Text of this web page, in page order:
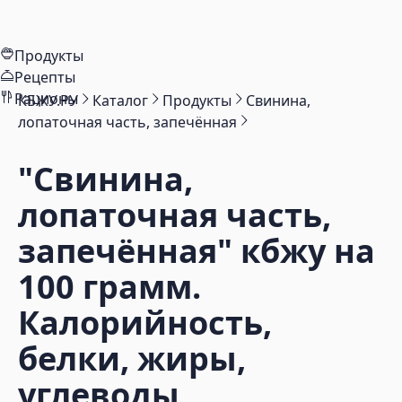
Продукты
Рецепты
Рационы
КБЖУ.РУ Каталог Продукты
Свинина,
лопаточная часть, запечённая
"Свинина,
лопаточная часть,
запечённая" кбжу на
100 грамм.
Калорийность,
белки, жиры,